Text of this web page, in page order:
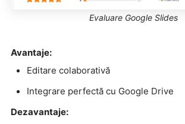
Evaluare Google Slides
Avantaje:
Editare colaborativă
Integrare perfectă cu Google Drive
Dezavantaje: